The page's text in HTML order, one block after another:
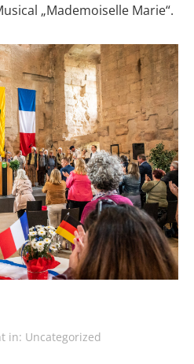
„Mademoiselle Marie“.
in: Uncategorized